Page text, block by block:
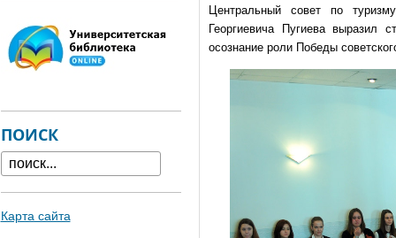
Центральный совет по
Георгиевича Пугиева выразил
осознание роли Победы
ПОИСК
Карта сайта